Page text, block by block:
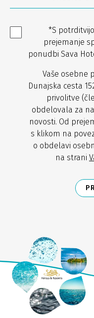
*S
prejemanje
ponudbi Sava
Vaše osebne
Dunajska cesta
privolitve
obdelovala za
novosti. Od
s klikom na
o obdelavi
na strani